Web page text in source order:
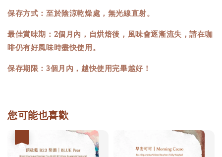
保存方式：至於陰涼乾燥處，無光線直射。
最佳賞味期：2個月內，自烘焙後，風味會逐漸流失，請在咖
啡仍有好風味時盡快使用。
保存期限：3個月內，越快使用完畢越好！
您可能也喜歡